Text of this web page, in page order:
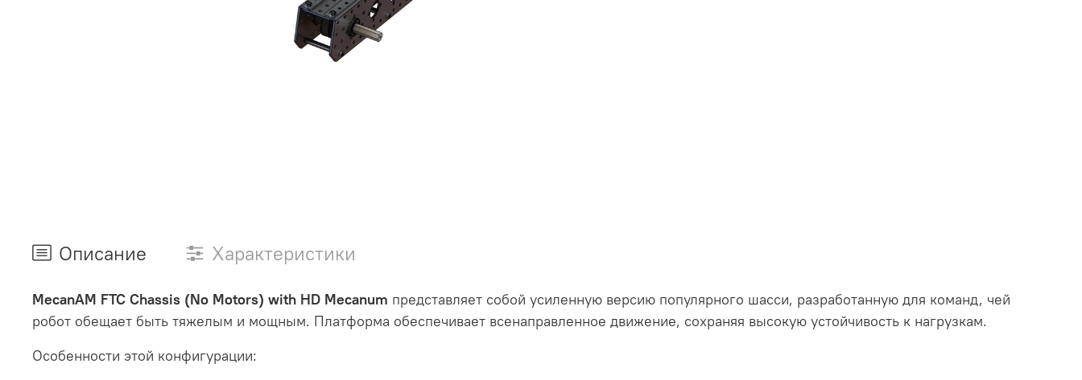
Описание Характеристики
MecanAM FTC Chassis (No Motors) with HD Mecanum представляет собой усиленную версию популярного шасси, разработанную для команд, чей
робот обещает быть тяжелым и мощным. Платформа обеспечивает всенаправленное движение, сохраняя высокую устойчивость к нагрузкам.
Особенности этой конфигурации: